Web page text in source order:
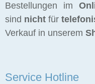
Bestellungen im
sind nicht für
Verkauf in unserem
Service Hotline